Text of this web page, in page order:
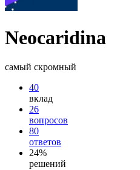
Neocaridina
самый скромный
40
вклад
26
вопросов
80
ответов
24%
решений